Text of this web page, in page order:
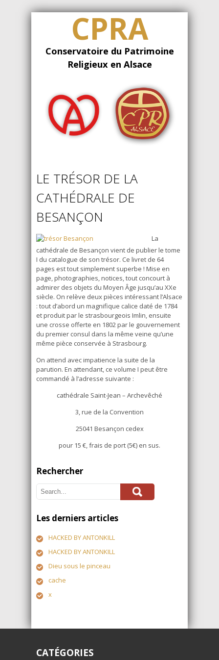
CPRA
Conservatoire du Patrimoine
Religieux en Alsace
LE TRÉSOR DE LA
CATHÉDRALE DE
BESANÇON
La
cathédrale de Besançon vient de publier le tome
I du catalogue de son trésor. Ce livret de 64
pages est tout simplement superbe ! Mise en
page, photographies, notices, tout concourt à
admirer des objets du Moyen Âge jusqu’au XXe
siècle. On relève deux pièces intéressant l’Alsace
: tout d’abord un magnifique calice daté de 1784
et produit par le strasbourgeois Imlin, ensuite
une crosse offerte en 1802 par le gouvernement
du premier consul dans la même veine qu’une
même pièce conservée à Strasbourg.
On attend avec impatience la suite de la
parution. En attendant, ce volume I peut être
commandé à l’adresse suivante :
cathédrale Saint-Jean – Archevêché
3, rue de la Convention
25041 Besançon cedex
pour 15 €, frais de port (5€) en sus.
Rechercher
Les derniers articles
HACKED BY ANTONKILL
HACKED BY ANTONKILL
Dieu sous le pinceau
cache
x
CATÉGORIES